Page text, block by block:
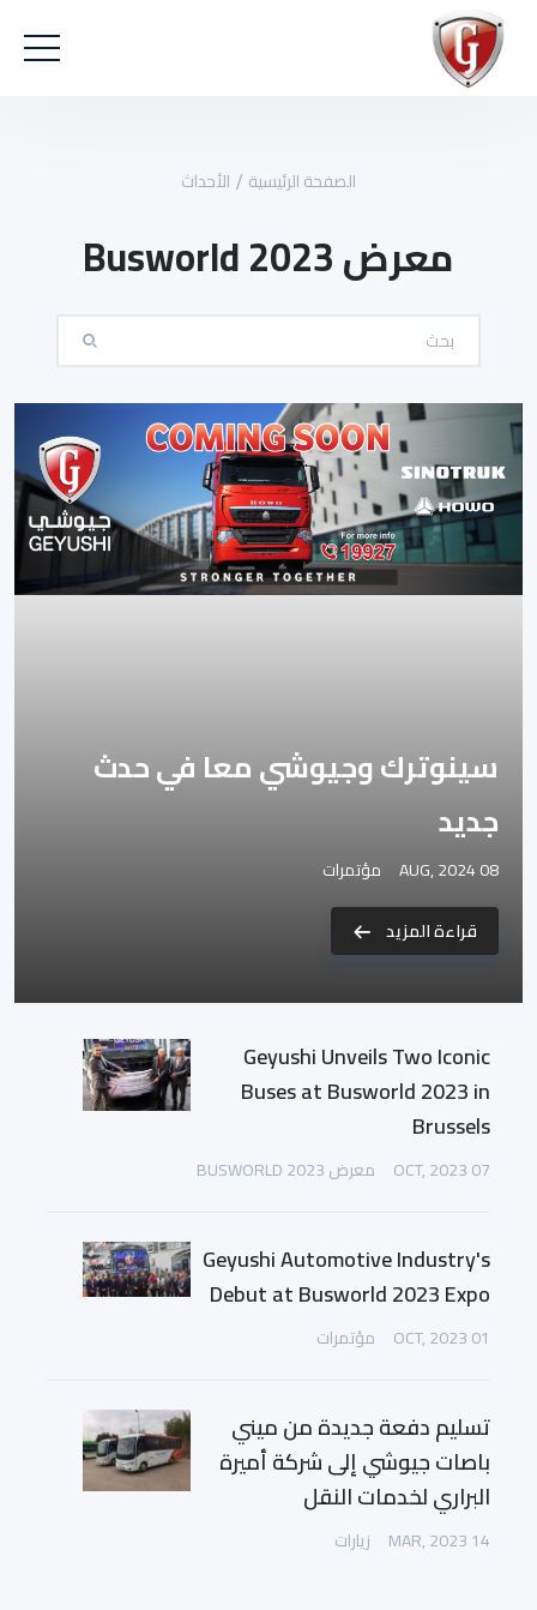
الصفحة الرئيسية الأحداث
معرض Busworld 2023
سينوترك وجيوشي معا في حدث
جديد
08 AUG, 2024
مؤتمرات
قراءة المزيد
Geyushi Unveils Two Iconic
Buses at Busworld 2023 in
Brussels
07 OCT, 2023 معرض BUSWORLD 2023
Geyushi Automotive Industry's
Debut at Busworld 2023 Expo
01 OCT, 2023 مؤتمرات
تسليم دفعة جديدة من ميني
باصات جيوشي إلى شركة أميرة
البراري لخدمات النقل
14 MAR, 2023 زيارات